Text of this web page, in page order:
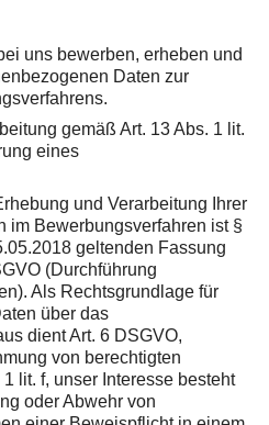
uns bewerben, erheben und
Daten zur
gemäß Art. 13 Abs. 1 lit.
eines
und Verarbeitung Ihrer
im Bewerbungsverfahren ist §
geltenden Fassung
(Durchführung
Als Rechtsgrundlage für
über das
dient Art. 6 DSGVO,
von berechtigten
1 lit. f, unser Interesse besteht
oder Abwehr von